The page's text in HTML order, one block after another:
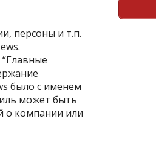
персоны и т.п.
было с именем
может быть
о компании или